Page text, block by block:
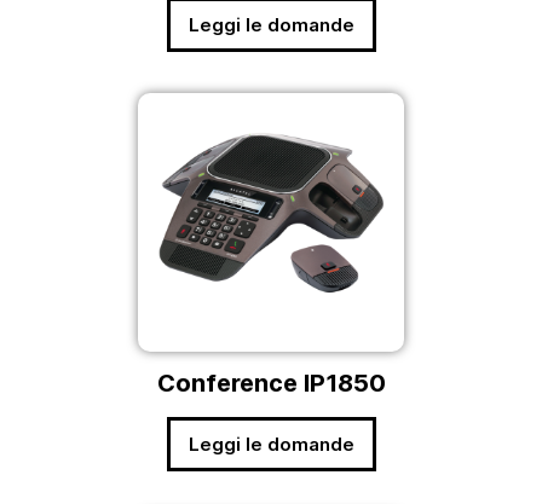
Leggi le domande
Conference IP1850
Leggi le domande